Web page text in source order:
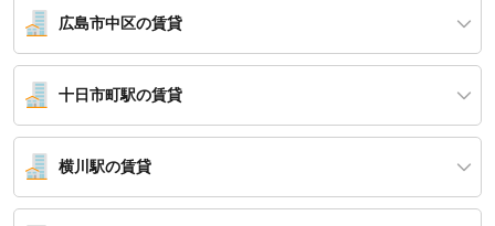
広島市中区の賃貸
十日市町駅の賃貸
横川駅の賃貸